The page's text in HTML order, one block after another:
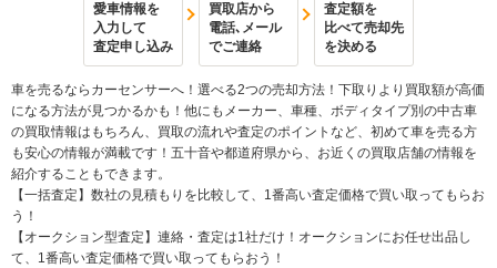
愛車情報を
入力して
査定申し込み
買取店から
電話､メール
でご連絡
査定額を
比べて売却先
を決める
車を売るならカーセンサーへ！選べる2つの売却方法！下取りより買取額が高価
になる方法が見つかるかも！他にもメーカー、車種、ボディタイプ別の中古車
の買取情報はもちろん、買取の流れや査定のポイントなど、初めて車を売る方
も安心の情報が満載です！五十音や都道府県から、お近くの買取店舗の情報を
紹介することもできます。
【一括査定】数社の見積もりを比較して、1番高い査定価格で買い取ってもらお
う！
【オークション型査定】連絡・査定は1社だけ！オークションにお任せ出品し
て、1番高い査定価格で買い取ってもらおう！